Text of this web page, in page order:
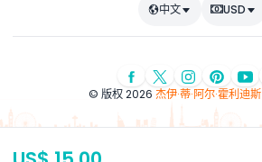
中文 USD
© 版权 2026 杰伊·蒂·阿尔·霍利迪斯